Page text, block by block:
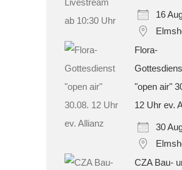
16
Flora-
"open air"
12 Uhr ev.
30
CZA Bau-